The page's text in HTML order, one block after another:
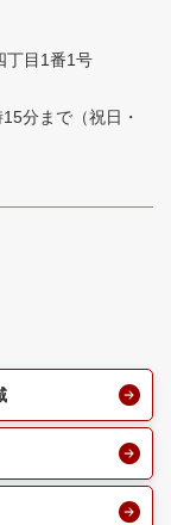
目1番1号
15分まで （祝日・